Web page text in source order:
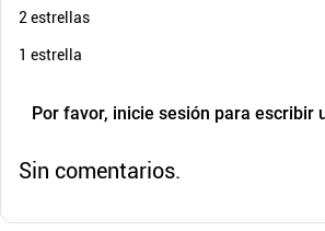
2 estrellas
1 estrella
Por favor, inicie sesión para escribir
Sin comentarios.